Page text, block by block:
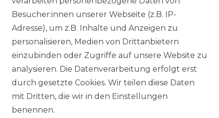
DATENSCHUTZERKLÄRUNG
WIDERRUFSRECHT
IMPRESSUM
Besucher:innen unserer Webseite (z.B. IP-
Adresse), um z.B. Inhalte und Anzeigen zu
personalisieren, Medien von Drittanbietern
einzubinden oder Zugriffe auf unsere Website zu
analysieren. Die Datenverarbeitung erfolgt erst
durch gesetzte Cookies. Wir teilen diese Daten
mit Dritten, die wir in den Einstellungen
benennen.